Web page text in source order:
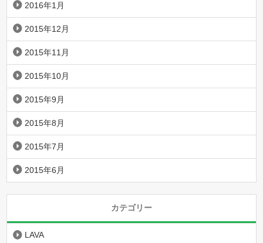
2016年1月
2015年12月
2015年11月
2015年10月
2015年9月
2015年8月
2015年7月
2015年6月
カテゴリー
LAVA